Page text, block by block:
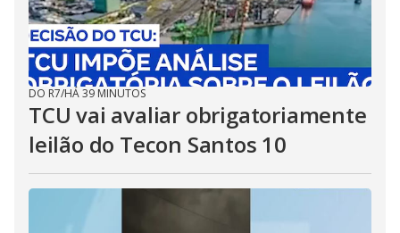
DO R7/HÁ 39 MINUTOS
TCU vai avaliar obrigatoriamente
leilão do Tecon Santos 10